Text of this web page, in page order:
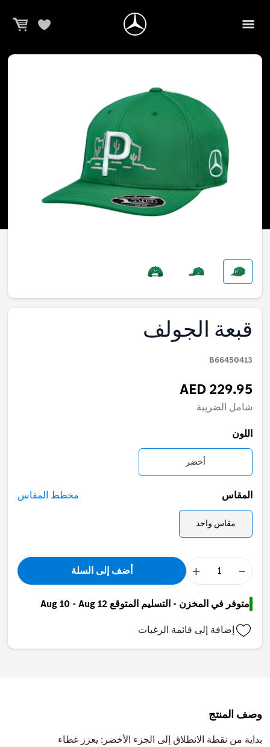
قبعة الجولف
B66450413
AED 229.95
شامل الضريبة
اللون
أخضر
المقاس مخطط المقاس
مقاس واحد
−
+ أضف إلى السلة
متوفر في المخزن - التسليم المتوقع Aug 10 - Aug 12
إضافة إلى قائمة الرغبات
وصف المنتج
بداية من نقطة الانطلاق إلى الجزء الأخضر: يعزز غطاء